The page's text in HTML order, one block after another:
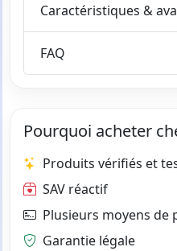
Caractéristiques &
FAQ
Pourquoi acheter
Produits vérifiés et
SAV réactif
Plusieurs moyens de
Garantie légale